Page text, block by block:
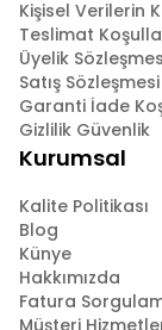
Kişisel Verilerin
Teslimat
Üyelik
Satış Sözleşmesi
Garanti İade
Gizlilik Güvenlik
Kurumsal
Kalite Politikası
Blog
Künye
Hakkımızda
Fatura
Müşteri